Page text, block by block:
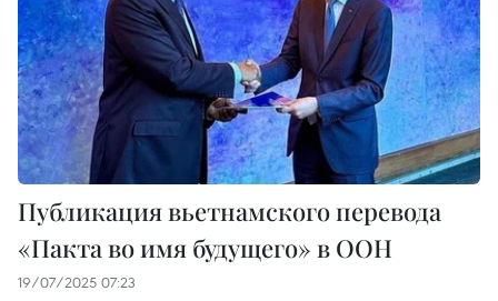
Публикация вьетнамского перевода
«Пакта во имя будущего» в ООН
19/07/2025 07:23